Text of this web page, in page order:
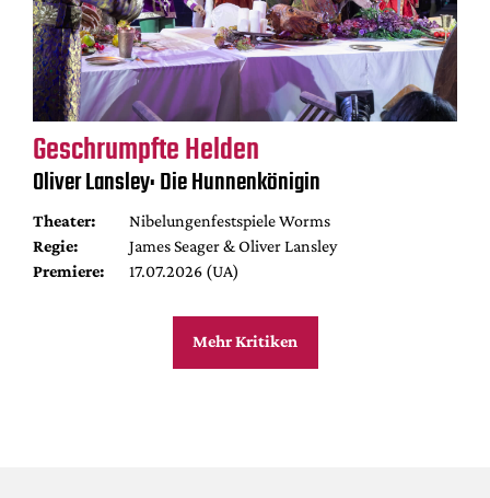
Geschrumpfte Helden
Oliver Lansley: Die Hunnenkönigin
Theater:
Nibelungenfestspiele Worms
Regie:
James Seager & Oliver Lansley
Premiere:
17.07.2026 (UA)
Mehr Kritiken